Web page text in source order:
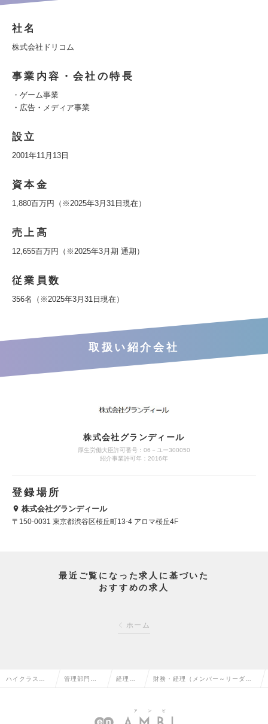
社名
株式会社ドリコム
事業内容・会社の特長
・ゲーム事業
・広告・メディア事業
設立
2001年11月13日
資本金
1,880百万円（※2025年3月31日現在）
売上高
12,655百万円（※2025年3月期 通期）
従業員数
356名（※2025年3月31日現在）
取扱い紹介会社
株式会社グランディール
厚生労働大臣許可番号：06－ユー300050
紹介事業許可年：2016年
登録場所
株式会社グランディール
〒150-0031 東京都渋谷区桜丘町13-4 アロマ桜丘4F
最近ご覧になった求人に基づいた
おすすめの求人
ホーム
ハイクラス求 管理部門系 経理の 財務・経理（メンバー～リーダ